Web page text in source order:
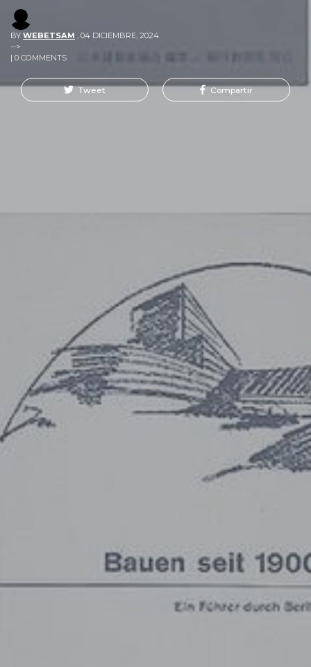
BY WEBETSAM , 04 DICIEMBRE, 2024
-->
| 0 COMMENTS
Tweet Compartir